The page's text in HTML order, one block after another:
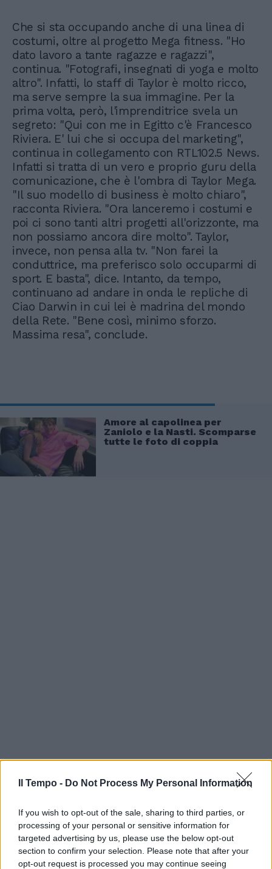
Il Tempo - Do Not Process My Personal Information
If you wish to opt-out of the sale, sharing to third parties, or
processing of your personal or sensitive information for
targeted advertising by us, please use the below opt-out
section to confirm your selection. Please note that after your
opt-out request is processed you may continue seeing
Che si sta occupando anche di una linea di
costumi, oltre al progetto Mega fitness. "Ho
dato lavoro a tante ragazze e ragazzi",
continua. "Fotografi, insegnati di yoga e molto
altro". Infatti, lo staff di Taylor è molto ricco,
ma serve sempre la sua immagine. Per la
prima volta, però, l'imprenditrice svela un
segreto: "Qui con me in Egitto c'è Francesco
Riviera. E' lui che si occupa del marketing",
continua in collegamento con RTL102.5 News.
Infatti si tratta di un vero e proprio guru della
comunicazione, che è l'ombra di Taylor Mega.
"Il suo modello di business è molto chiaro",
racconta Riviera. "Ora lanceremo i costumi e
poi ci sono tanti altri progetti all'orizzonte, ma
non possiamo ancora dire molto". Taylor,
invece, non pensa alla tv. "Non farei la
conduttrice, ma preferisco solo occuparmi di
sport. E basta", dice. Intanto, da tempo,
continuano ad andare in onda le repliche di
Ciao Darwin in cui lei è madrina del mondo
della Rete. "Bene così, minimo sforzo.
Massima resa", conclude.
Amore al capolinea per
Zaniolo e la Nasti. Scomparse
tutte le foto di coppia